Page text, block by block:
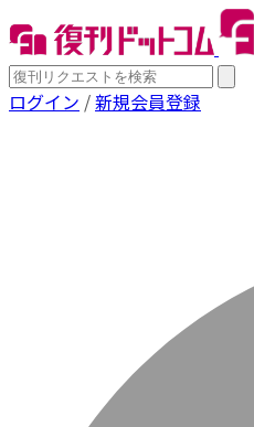
ログイン /新規会員登録